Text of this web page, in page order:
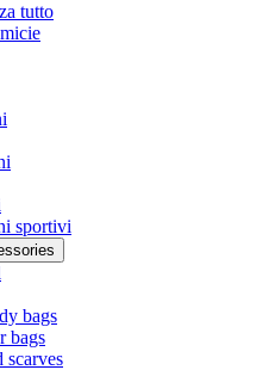
tutto
sportivi
bags
bags
scarves